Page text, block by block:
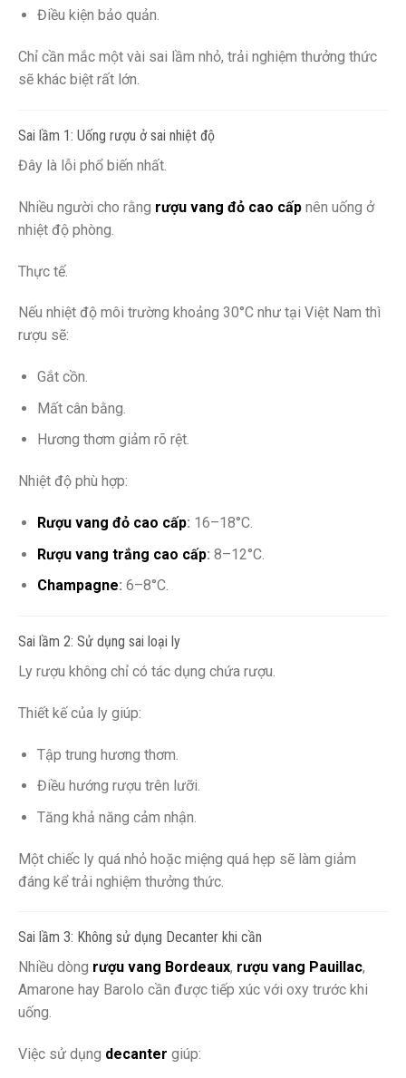
Điều kiện bảo quản.
Chỉ cần mắc một vài sai lầm nhỏ, trải nghiệm thưởng thức
sẽ khác biệt rất lớn.
Sai lầm 1: Uống rượu ở sai nhiệt độ
Đây là lỗi phổ biến nhất.
Nhiều người cho rằng rượu vang đỏ cao cấp nên uống ở
nhiệt độ phòng.
Thực tế.
Nếu nhiệt độ môi trường khoảng 30°C như tại Việt Nam thì
rượu sẽ:
Gắt cồn.
Mất cân bằng.
Hương thơm giảm rõ rệt.
Nhiệt độ phù hợp:
Rượu vang đỏ cao cấp: 16–18°C.
Rượu vang trắng cao cấp: 8–12°C.
Champagne: 6–8°C.
Sai lầm 2: Sử dụng sai loại ly
Ly rượu không chỉ có tác dụng chứa rượu.
Thiết kế của ly giúp:
Tập trung hương thơm.
Điều hướng rượu trên lưỡi.
Tăng khả năng cảm nhận.
Một chiếc ly quá nhỏ hoặc miệng quá hẹp sẽ làm giảm
đáng kể trải nghiệm thưởng thức.
Sai lầm 3: Không sử dụng Decanter khi cần
Nhiều dòng rượu vang Bordeaux, rượu vang Pauillac,
Amarone hay Barolo cần được tiếp xúc với oxy trước khi
uống.
Việc sử dụng decanter giúp: